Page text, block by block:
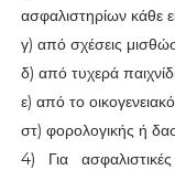
ασφαλιστηρίων κάθε
γ) από σχέσεις
δ) από τυχερά
ε) από το
στ) φορολογικής ή
4) Για